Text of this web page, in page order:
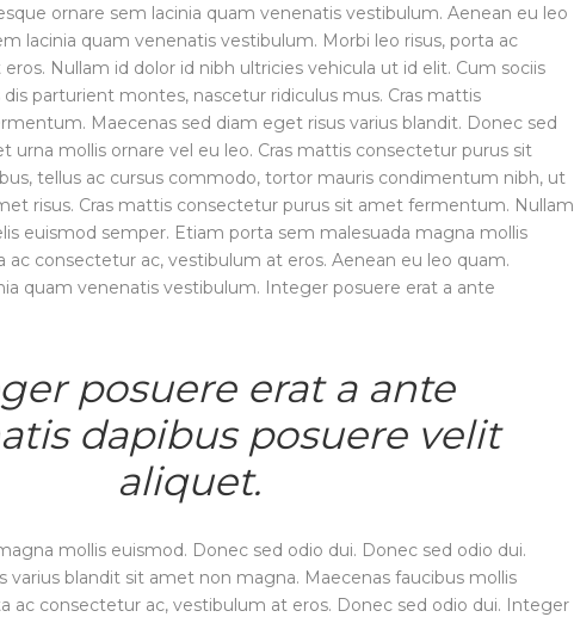
ornare sem lacinia quam venenatis vestibulum. Aenean eu leo
lacinia quam venenatis vestibulum. Morbi leo risus, porta ac
Nullam id dolor id nibh ultricies vehicula ut id elit. Cum sociis
parturient montes, nascetur ridiculus mus. Cras mattis
Maecenas sed diam eget risus varius blandit. Donec sed
urna mollis ornare vel eu leo. Cras mattis consectetur purus sit
tellus ac cursus commodo, tortor mauris condimentum nibh, ut
risus. Cras mattis consectetur purus sit amet fermentum. Nullam
euismod semper. Etiam porta sem malesuada magna mollis
ac consectetur ac, vestibulum at eros. Aenean eu leo quam.
quam venenatis vestibulum. Integer posuere erat a ante
posuere erat a ante
dapibus posuere velit
aliquet.
mollis euismod. Donec sed odio dui. Donec sed odio dui.
varius blandit sit amet non magna. Maecenas faucibus mollis
ac consectetur ac, vestibulum at eros. Donec sed odio dui. Integer